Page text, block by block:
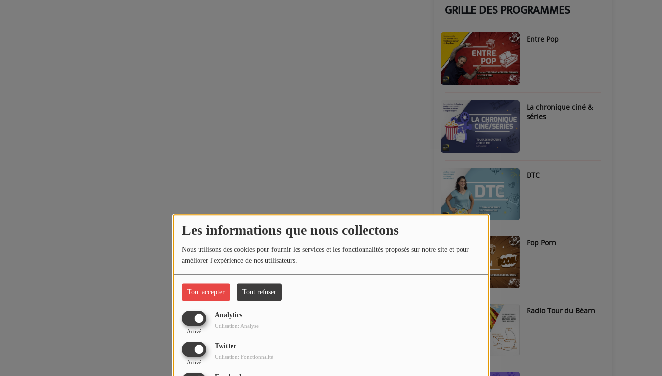
Les informations que nous collectons
Nous utilisons des cookies pour fournir les services et les fonctionnalités proposés sur notre site et pour
améliorer l'expérience de nos utilisateurs.
Tout accepter Tout refuser
Analytics
Activé
Utilisation: Analyse
Twitter
Activé
Utilisation: Fonctionnalité
GRILLE DES PROGRAMMES
Entre Pop
La chronique ciné &
séries
DTC
Pop Porn
Radio Tour du Béarn